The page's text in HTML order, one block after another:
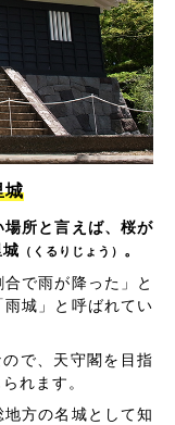
城
所と言えば、桜が
（くるりじょう） 。
で雨が降った」と
城」と呼ばれてい
で、天守閣を目指
れます。
方の名城として知